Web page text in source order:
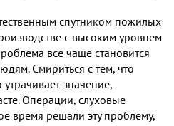
спутником пожилых
с высоким уровнем
все чаще становится
Смириться с тем, что
значение,
Операции, слуховые
время решали эту проблему,